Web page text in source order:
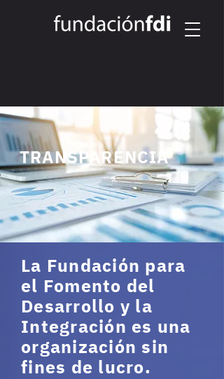
TRANSPARENCIA
La Fundación para
el Fomento del
Desarrollo y la
Integración es una
organización sin
fines de lucro.